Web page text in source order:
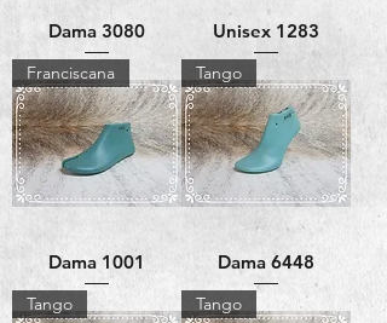
Dama 3080 Unisex 1283
Franciscana
Dama 1001
Tango
Dama 6448
Tango Tango